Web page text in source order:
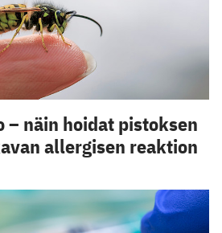
– näin hoidat pistoksen
allergisen reaktion